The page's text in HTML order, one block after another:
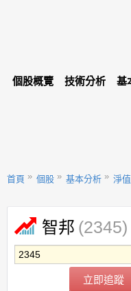
個股概覽 技術分析 基
首頁 個股 基本分析 淨
智邦 (2345)
立即追蹤